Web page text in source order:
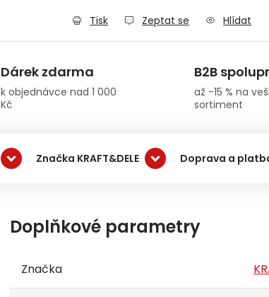
Tisk Zeptat se Hlídat
Dárek zdarma
k objednávce nad 1 000
Kč
B2B
až -15 % na
sortiment
Značka KRAFT&DELE Doprava a
Doplňkové parametry
Značka